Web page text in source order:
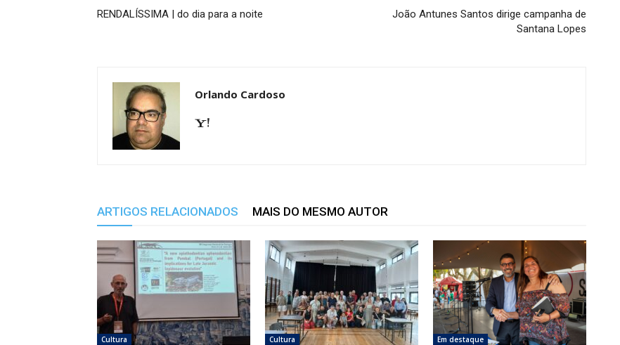
RENDALÍSSIMA | do dia para a noite
João Antunes Santos dirige campanha de
Santana Lopes
Orlando Cardoso
ARTIGOS RELACIONADOS MAIS DO MESMO AUTOR
Cultura Cultura Em destaque